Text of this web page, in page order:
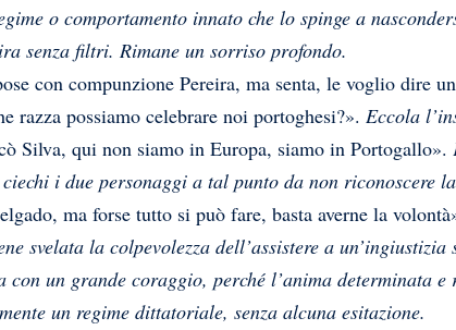
o comportamento innato che lo spinge a
senza filtri. Rimane un sorriso profondo.
con compunzione Pereira, ma senta, le voglio dire
razza possiamo celebrare noi portoghesi?». Eccola
Silva, qui non siamo in Europa, siamo in Portogallo».
i due personaggi a tal punto da non riconoscere
ma forse tutto si può fare, basta averne la
svelata la colpevolezza dell’assistere a
con un grande coraggio, perché l’anima
un regime dittatoriale, senza alcuna esitazione.